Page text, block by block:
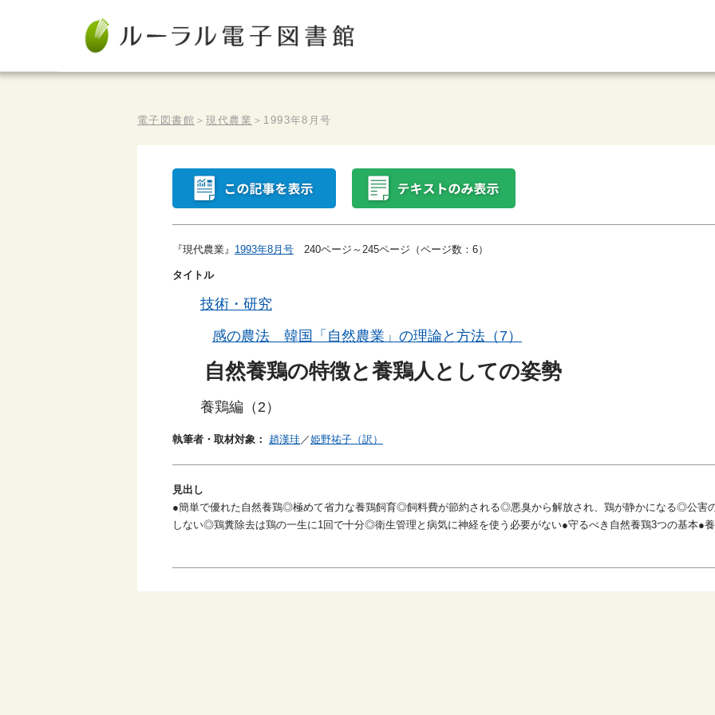
電子図書館 ＞現代農業 ＞ 1993年8月号
『現代農業』 1993年8月号 240ページ～245ページ（ページ数：6）
タイトル
技術・研究
感の農法 韓国「自然農業」の理論と方法（7）
自然養鶏の特徴と養鶏人としての姿勢
養鶏編（2）
執筆者・取材対象： 趙漢珪／姫野祐子（訳）
見出し
●簡単で優れた自然養鶏◎極めて省力な養鶏飼育◎飼料費が節約される◎悪臭から解放され、鶏が静かになる◎公害
しない◎鶏糞除去は鶏の一生に1回で十分◎衛生管理と病気に神経を使う必要がない●守るべき自然養鶏3つの基本●